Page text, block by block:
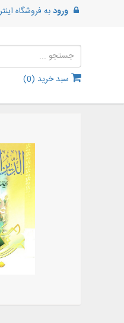
ورودبه فروشگاه
سبد خرید (0
)